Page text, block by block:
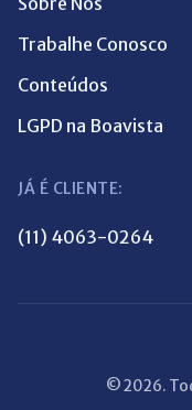
Trabalhe Conosco
Conteúdos
LGPD na Boavista
JÁ É CLIENTE:
(11) 4063-0264
© 2026.